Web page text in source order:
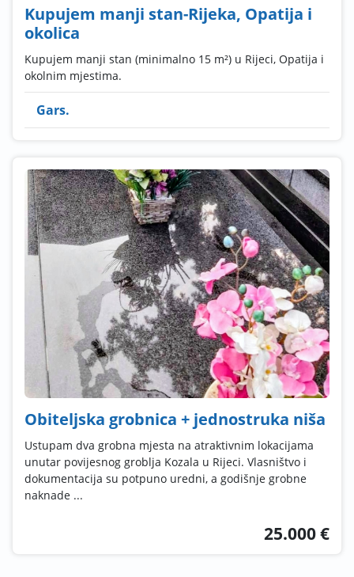
Kupujem manji stan-Rijeka, Opatija i
okolica
Kupujem manji stan (minimalno 15 m²) u Rijeci, Opatija i
okolnim mjestima.
Gars.
Obiteljska grobnica + jednostruka niša
Ustupam dva grobna mjesta na atraktivnim lokacijama
unutar povijesnog groblja Kozala u Rijeci. Vlasništvo i
dokumentacija su potpuno uredni, a godišnje grobne
naknade ...
25.000 €